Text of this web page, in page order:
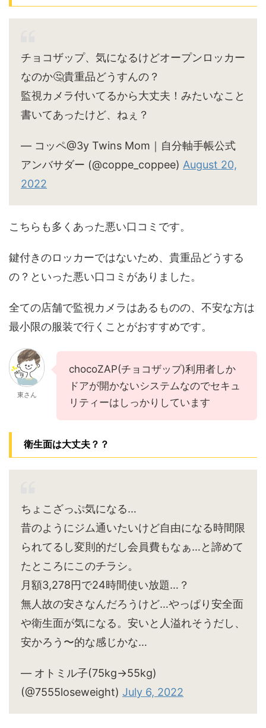
チョコザップ、気になるけどオープンロッカー
なのか🤔貴重品どうすんの？
監視カメラ付いてるから大丈夫！みたいなこと
書いてあったけど、ねぇ？
— コッペ@3y Twins Mom｜自分軸手帳公式
アンバサダー (@coppe_coppee) August 20,
2022
こちらも多くあった悪い口コミです。
鍵付きのロッカーではないため、貴重品どうする
の？といった悪い口コミがありました。
全ての店舗で監視カメラはあるものの、不安な方は
最小限の服装で行くことがおすすめです。
東さん
chocoZAP(チョコザップ)利用者しか
ドアが開かないシステムなのでセキュ
リティーはしっかりしています
衛生面は大丈夫？？
ちょこざっぷ気になる…
昔のようにジム通いたいけど自由になる時間限
られてるし変則的だし会員費もなぁ…と諦めて
たところにこのチラシ。
月額3,278円で24時間使い放題…？
無人故の安さなんだろうけど…やっぱり安全面
や衛生面が気になる。安いと人溢れそうだし、
安かろう〜的な感じかな…
— オトミル子(75kg→55kg)
(@7555loseweight) July 6, 2022